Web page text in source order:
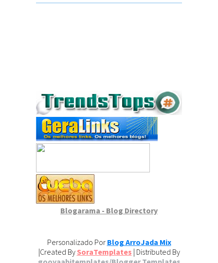
Blogarama - Blog Directory
Personalizado Por Blog ArroJada Mix
|Created By SoraTemplates | Distributed By